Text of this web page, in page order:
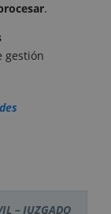
.
gestión
– JUZGADO